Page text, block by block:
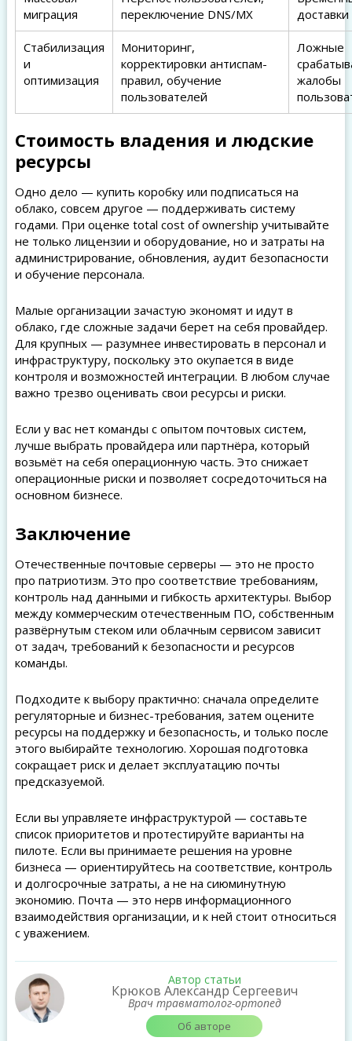
миграция
переключение DNS/MX
доставки
Стабилизация
и
оптимизация
Мониторинг,
корректировки антиспам-
правил, обучение
пользователей
Ложные
жалобы
Стоимость владения и людские
ресурсы
Одно дело — купить коробку или подписаться на
облако, совсем другое — поддерживать систему
годами. При оценке total cost of ownership учитывайте
не только лицензии и оборудование, но и затраты на
администрирование, обновления, аудит безопасности
и обучение персонала.
Малые организации зачастую экономят и идут в
облако, где сложные задачи берет на себя провайдер.
Для крупных — разумнее инвестировать в персонал и
инфраструктуру, поскольку это окупается в виде
контроля и возможностей интеграции. В любом случае
важно трезво оценивать свои ресурсы и риски.
Если у вас нет команды с опытом почтовых систем,
лучше выбрать провайдера или партнёра, который
возьмёт на себя операционную часть. Это снижает
операционные риски и позволяет сосредоточиться на
основном бизнесе.
Заключение
Отечественные почтовые серверы — это не просто
про патриотизм. Это про соответствие требованиям,
контроль над данными и гибкость архитектуры. Выбор
между коммерческим отечественным ПО, собственным
развёрнутым стеком или облачным сервисом зависит
от задач, требований к безопасности и ресурсов
команды.
Подходите к выбору практично: сначала определите
регуляторные и бизнес-требования, затем оцените
ресурсы на поддержку и безопасность, и только после
этого выбирайте технологию. Хорошая подготовка
сокращает риск и делает эксплуатацию почты
предсказуемой.
Если вы управляете инфраструктурой — составьте
список приоритетов и протестируйте варианты на
пилоте. Если вы принимаете решения на уровне
бизнеса — ориентируйтесь на соответствие, контроль
и долгосрочные затраты, а не на сиюминутную
экономию. Почта — это нерв информационного
взаимодействия организации, и к ней стоит относиться
с уважением.
Автор статьи
Крюков Александр Сергеевич
Врач травматолог-ортопед
Об авторе